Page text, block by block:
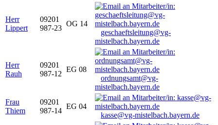
Herr
Lippert
09201
987-23
OG 14
geschaeftsleitung@vg-
mistelbach.bayern.de
Herr
Rauh
09201
987-12
EG 08
ordnungsamt@vg-
mistelbach.bayern.de
Frau
Thiem
09201
987-14
EG 04
kasse@vg-mistelbach.bayern.de